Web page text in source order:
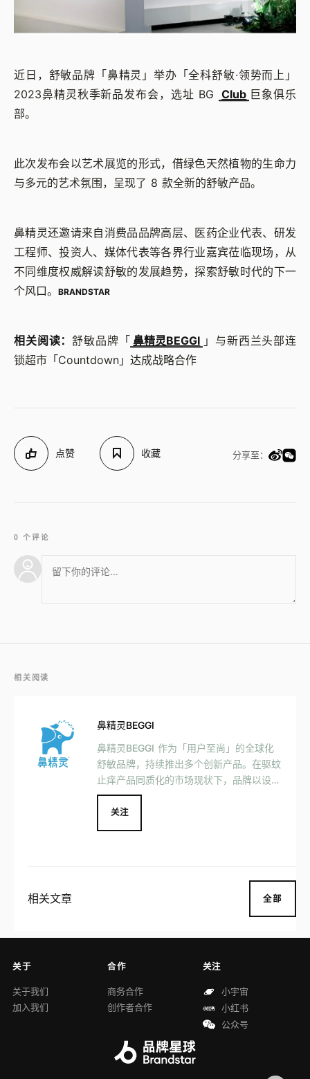
近日，舒敏品牌「鼻精灵」举办「全科舒敏·领势而上」
2023鼻精灵秋季新品发布会，选址 BG
Club 巨象俱乐
部。
此次发布会以艺术展览的形式，借绿色天然植物的生命力
与多元的艺术氛围，呈现了 8 款全新的舒敏产品。
鼻精灵还邀请来自消费品品牌高层、医药企业代表、研发
工程师、投资人、媒体代表等各界行业嘉宾莅临现场，从
不同维度权威解读舒敏的发展趋势，探索舒敏时代的下一
个风口。
BRANDSTAR
相关阅读：舒敏品牌「 鼻精灵BEGGI 」与新西兰头部连
锁超市「Countdown」达成战略合作
点赞 收藏 分享至：
0 个评论
相关阅读
鼻精灵BEGGI
鼻精灵BEGGI 作为「用户至尚」的全球化
舒敏品牌，持续推出多个创新产品。在驱蚊
止痒产品同质化的市场现状下，品牌以设计
上的「小切口」推动产品维度的「大创
新」。 例如宝宝贴通过一贴式舒缓通鼻，
解决了孩子睡觉或感冒时鼻不通等问题；海
关注
相关文章 全部
关于
关于我们
加入我们
合作
商务合作
创作者合作
关注
小宇宙
小红书
公众号